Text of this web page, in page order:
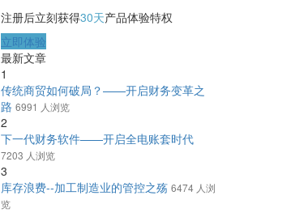
注册后立刻获得30天产品体验特权
立即体验
最新文章
1
传统商贸如何破局？——开启财务变革之
路 6991 人浏览
2
下一代财务软件——开启全电账套时代
7203 人浏览
3
库存浪费--加工制造业的管控之殇 6474 人浏
览